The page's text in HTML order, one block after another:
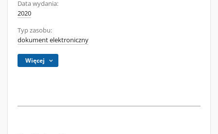
Data wydania:
2020
Typ zasobu:
dokument elektroniczny
Więcej